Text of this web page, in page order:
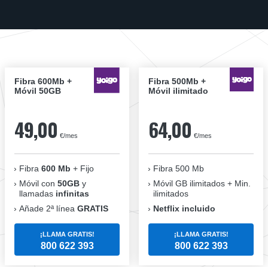
Fibra 600Mb +
Móvil 50GB
49,00 €/mes
Fibra 600 Mb + Fijo
Móvil con 50GB y
llamadas infinitas
Añade 2ª línea GRATIS
¡LLAMA GRATIS!
800 622 393
Fibra 500Mb +
Móvil ilimitado
64,00 €/mes
Fibra 500 Mb
Móvil GB ilimitados + Min.
ilimitados
Netflix incluido
¡LLAMA GRATIS!
800 622 393